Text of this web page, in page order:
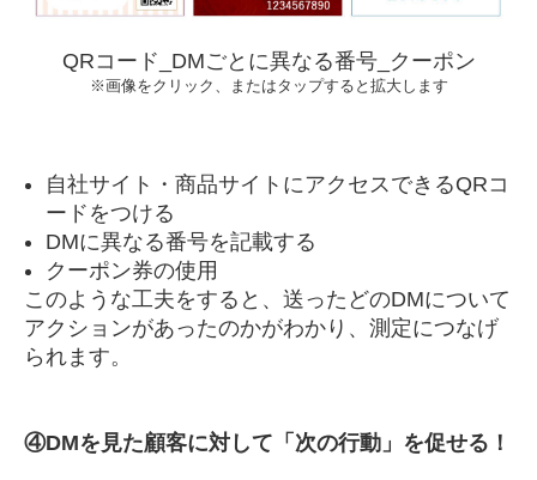
QRコード_DMごとに異なる番号_クーポン
※画像をクリック、またはタップすると拡大します
自社サイト・商品サイトにアクセスできるQRコ
ードをつける
DMに異なる番号を記載する
クーポン券の使用
このような工夫をすると、送ったどのDMについて
アクションがあったのかがわかり、測定につなげ
られます。
④DMを見た顧客に対して「次の行動」を促せる！